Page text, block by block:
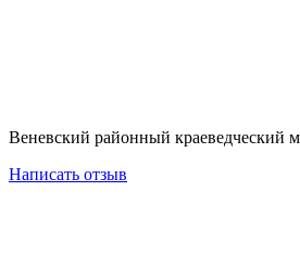
Веневский районный краеведческий
Написать отзыв